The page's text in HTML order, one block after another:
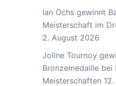
Ian Ochs gewinnt
Meisterschaft im
2. August 2026
Joline Tournoy
Bronzemedaille bei
Meisterschaften